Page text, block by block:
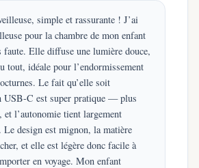
simple et rassurante ! J’ai
pour la chambre de mon enfant
faute. Elle diffuse une lumière douce,
tout, idéale pour l’endormissement
Le fait qu’elle soit
USB-C est super pratique — plus
et l’autonomie tient largement
design est mignon, la matière
et elle est légère donc facile à
en voyage. Mon enfant